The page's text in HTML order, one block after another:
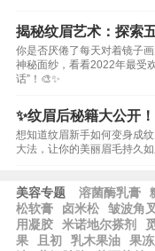
揭秘纹眉艺术：探索
你是否厌倦了每天对着镜子
神秘面纱，看看2022年最受
话”！🎨✨
✨纹眉后秘籍大公开
想知道纹眉新手如何变身成
大法，让你的美丽眉毛持久
美容专题 溶菌酶乳膏
松软膏
卤米松 皱波角
用凝胶
米诺地尔搽剂
果
且初 乳木果油 果